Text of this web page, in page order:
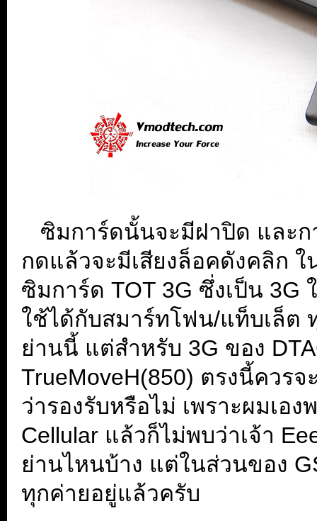
ซิมการ์ดนั้นจะมีฝาปิด และก
กดแล้วจะมีเสียงล็อคดังคลิก
ซิมการ์ด TOT 3G ซึ่งเป็น 3G
ใช้ได้กับสมาร์ทโฟน/แท็บเล็ต
ย่านนี้ แต่สำหรับ 3G ของ
TrueMoveH(850) ตรงนี้ควร
ว่ารองรับหรือไม่ เพราะผมเอ
Cellular แล้วก็ไม่พบว่าเจ้า
ย่านไหนบ้าง แต่ในส่วนของ
ทุกค่ายอยู่แล้วครับ